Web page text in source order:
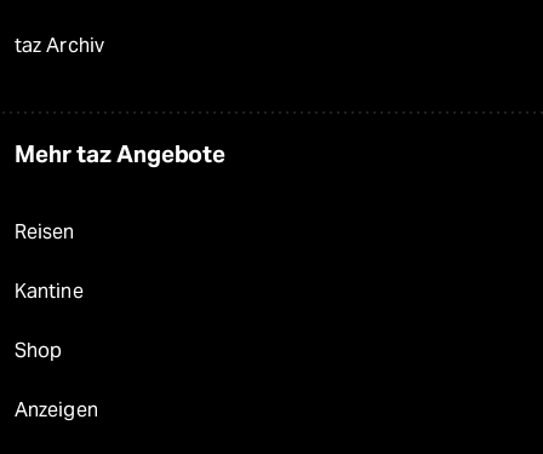
taz Archiv
Mehr taz Angebote
Reisen
Kantine
Shop
Anzeigen